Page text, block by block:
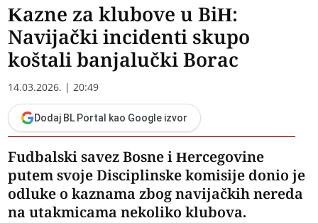
Kazne za klubove u BiH:
Navijački incidenti skupo
koštali banjalučki Borac
14.03.2026. | 20:49
Dodaj BL Portal kao Google izvor
Fudbalski savez Bosne i Hercegovine
putem svoje Disciplinske komisije donio je
odluke o kaznama zbog navijačkih nereda
na utakmicama nekoliko klubova.